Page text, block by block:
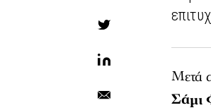
Μετά
Σάμι